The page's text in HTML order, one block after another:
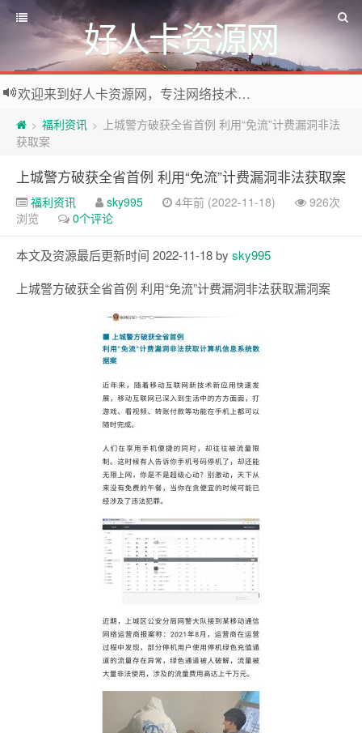
好人卡资源网
欢迎来到好人卡资源网，专注网络技术资源收集，我们不仅是网络资源的搬运工，也生产原创资源。寻找资源请留言或关注公众号:烈日下的男人
> 福利资讯 >
上城警方破获全省首例 利用“免流”计费漏洞非法
获取案
上城警方破获全省首例 利用“免流”计费漏洞非法获取案
福利资讯 sky995 4年前 (2022-11-18)
926次
浏览
0个评论
本文及资源最后更新时间 2022-11-18 by sky995
上城警方破获全省首例 利用“免流”计费漏洞非法获取漏洞案